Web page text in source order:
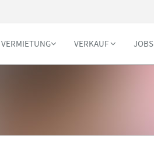
VERMIETUNG VERKAUF JOBS